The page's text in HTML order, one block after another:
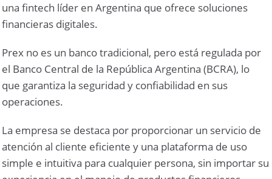
una fintech líder en Argentina que ofrece soluciones
financieras digitales.
Prex no es un banco tradicional, pero está regulada por
el Banco Central de la República Argentina (BCRA), lo
que garantiza la seguridad y confiabilidad en sus
operaciones.
La empresa se destaca por proporcionar un servicio de
atención al cliente eficiente y una plataforma de uso
simple e intuitiva para cualquier persona, sin importar su